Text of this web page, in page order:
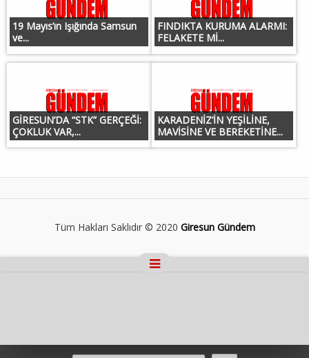
19 Mayıs’ın Işığında Samsun
ve...
FINDIKTA KURUMA ALARMI:
FELAKETE Mİ...
GİRESUN’DA “STK” GERÇEĞİ:
ÇOKLUK VAR,...
KARADENİZ’İN YEŞİLİNE,
MAVİSİNE VE BEREKETİNE...
Tüm Hakları Saklıdır © 2020 Giresun Gündem